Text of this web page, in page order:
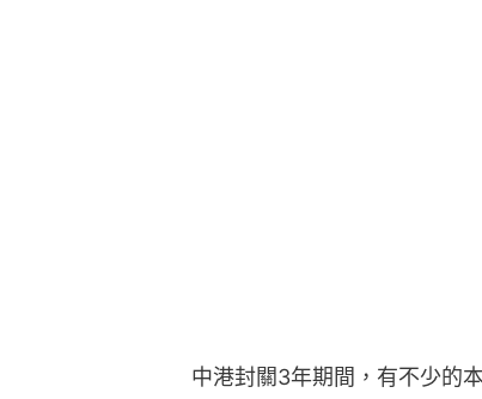
中港封關3年期間，有不少的